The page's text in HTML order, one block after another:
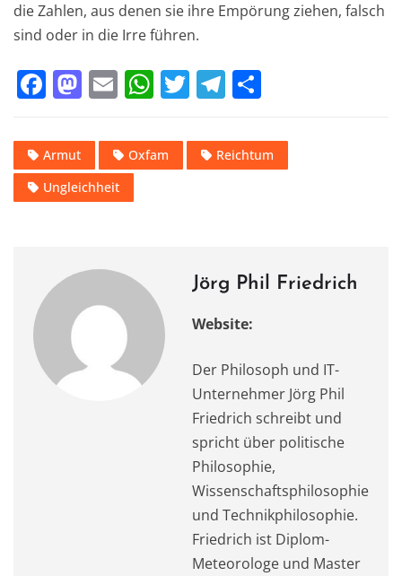
die Zahlen, aus denen sie ihre Empörung ziehen, falsch
sind oder in die Irre führen.
F
c
e
b
k
M
st
o
d
E
ai
l
W
at
s
T
it
te
T
e
gr
le
n
Armut Oxfam
Reichtum
Ungleichheit
Jörg Phil Friedrich
Website:
Der Philosoph und IT-
Unternehmer Jörg Phil
Friedrich schreibt und
spricht über politische
Philosophie,
Wissenschaftsphilosophie
und Technikphilosophie.
Friedrich ist Diplom-
Meteorologe und Master